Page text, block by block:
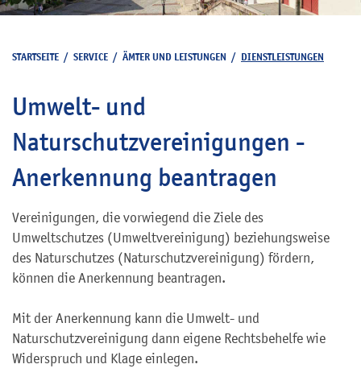
STARTSEITE / SERVICE / ÄMTER UND LEISTUNGEN / DIENSTLEISTUNGEN
Umwelt- und
Naturschutzvereinigungen -
Anerkennung beantragen
Vereinigungen, die vorwiegend die Ziele des
Umweltschutzes (Umweltvereinigung) beziehungsweise
des Naturschutzes (Naturschutzvereinigung) fördern,
können die Anerkennung beantragen.
Mit der Anerkennung kann die Umwelt- und
Naturschutzvereinigung dann eigene Rechtsbehelfe wie
Widerspruch und Klage einlegen.